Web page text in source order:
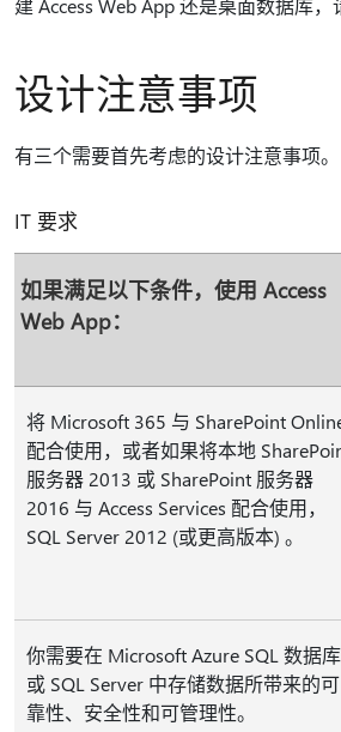
建 Access Web App 还是桌面数据库，
设计注意事项
有三个需要首先考虑的设计注意事项。
IT 要求
如果满足以下条件，使用 Access
Web App：
将 Microsoft 365 与 SharePoint
配合使用，或者如果将本地
服务器 2013 或 SharePoint 服务器
2016 与 Access Services 配合使用，
SQL Server 2012 (或更高版本) 。
你需要在 Microsoft Azure SQL 数据库
或 SQL Server 中存储数据所带来的可
靠性、安全性和可管理性。